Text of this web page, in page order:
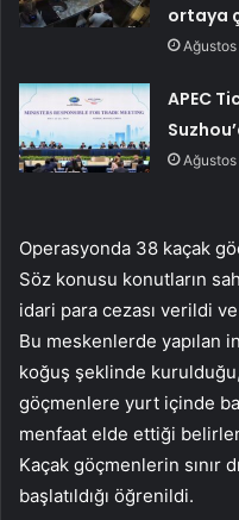
ortaya
APEC
Operasyonda 38 kaçak
Söz konusu konutların
idari para cezası verildi
Bu meskenlerde yapılan
koğuş şeklinde
göçmenlere yurt içinde
menfaat elde ettiği
Kaçak göçmenlerin sınır
başlatıldığı öğrenildi.